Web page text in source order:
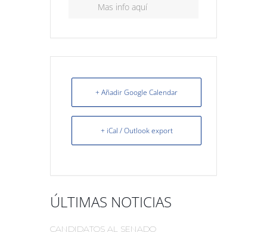
Mas info aquí
+ Añadir Google Calendar
+ iCal / Outlook export
ÚLTIMAS NOTICIAS
CANDIDATOS AL SENADO